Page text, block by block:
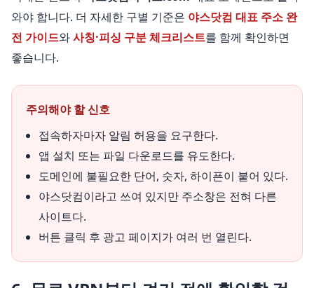
와야 합니다. 더 자세한 구별 기준은 야스닷컴 대표 주소 완
전 가이드와사칭·피싱 구분 체크리스트를 함께 확인하면
좋습니다.
주의해야 할 신호
접속하자마자 알림 허용을 요구한다.
앱 설치 또는 파일 다운로드를 유도한다.
도메인에 불필요한 단어, 숫자, 하이픈이 붙어 있다.
야스닷컴이라고 쓰여 있지만 주소창은 전혀 다른
사이트다.
버튼 클릭 후 광고 페이지가 여러 번 열린다.